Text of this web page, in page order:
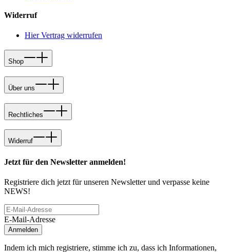
Widerruf
Hier Vertrag widerrufen
Shop
Über uns
Rechtliches
Widerruf
Jetzt für den Newsletter anmelden!
Registriere dich jetzt für unseren Newsletter und verpasse keine
NEWS!
E-Mail-Adresse
Anmelden
Indem ich mich registriere, stimme ich zu, dass ich Informationen,